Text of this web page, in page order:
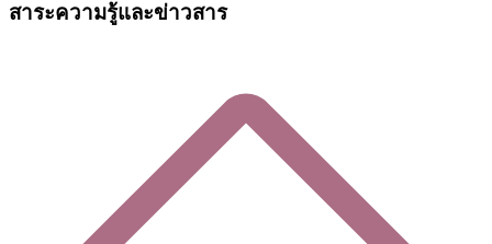
สาระความรู้และข่าวสาร